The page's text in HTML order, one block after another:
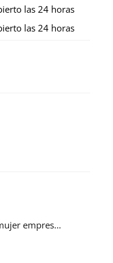
las 24 horas
las 24 horas
empres…